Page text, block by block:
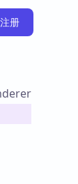
册